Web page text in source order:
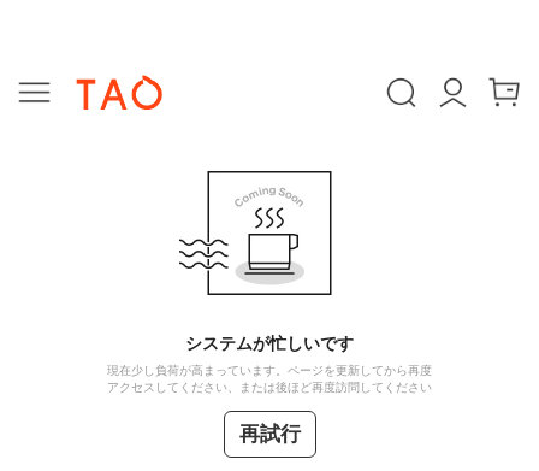
システムが忙しいです
現在少し負荷が高まっています。ページを更新してから再度
アクセスしてください、または後ほど再度訪問してください
再試行